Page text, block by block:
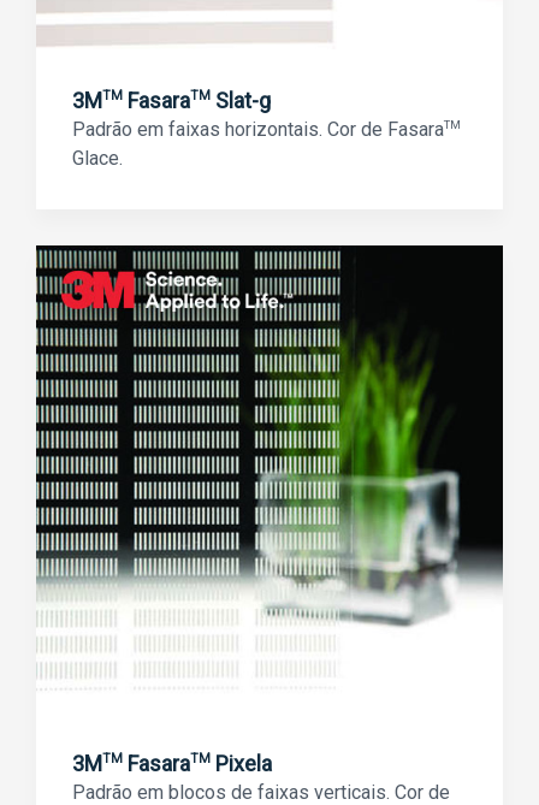
3MTM FasaraTM Slat-g
Padrão em faixas horizontais. Cor de FasaraTM
Glace.
3MTM FasaraTM Pixela
Padrão em blocos de faixas verticais. Cor de